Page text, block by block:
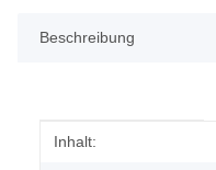
Beschreibung
Produkteigenschaft
Wert
Inhalt: